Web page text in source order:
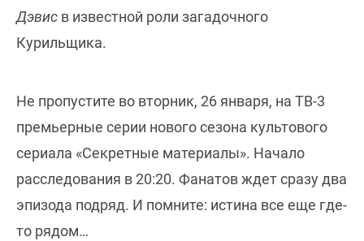
Дэвис в известной роли загадочного
Курильщика.
Не пропустите во вторник, 26 января, на ТВ-3
премьерные серии нового сезона культового
сериала «Секретные материалы». Начало
расследования в 20:20. Фанатов ждет сразу два
эпизода подряд. И помните: истина все еще где-
то рядом…